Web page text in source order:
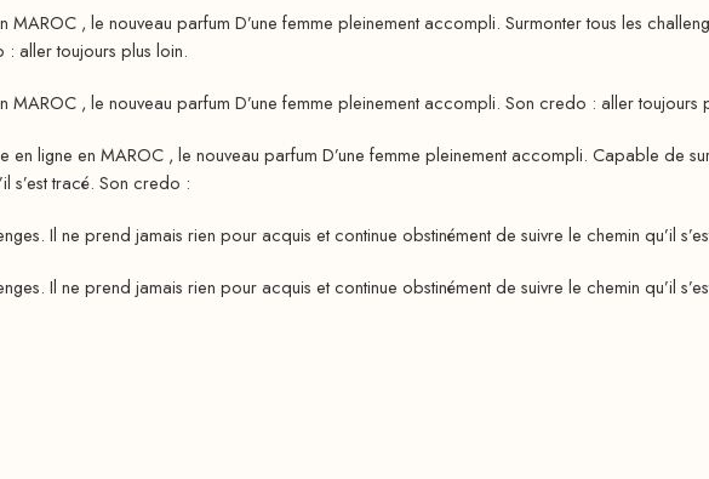
MAROC , le nouveau parfum D’une femme pleinement accompli. Surmonter tous les
: aller toujours plus loin.
MAROC , le nouveau parfum D’une femme pleinement accompli. Son credo : aller toujours
en ligne en MAROC , le nouveau parfum D’une femme pleinement accompli. Capable de
s’est tracé. Son credo :
Il ne prend jamais rien pour acquis et continue obstinément de suivre le chemin qu’il
Il ne prend jamais rien pour acquis et continue obstinément de suivre le chemin qu’il